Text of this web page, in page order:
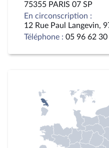
75355 PARIS 07 SP
En circonscription :
12 Rue Paul Langevin,
Téléphone : 05 96 62 30